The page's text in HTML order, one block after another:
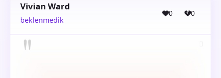
Vivian Ward
beklenmedik
0 0